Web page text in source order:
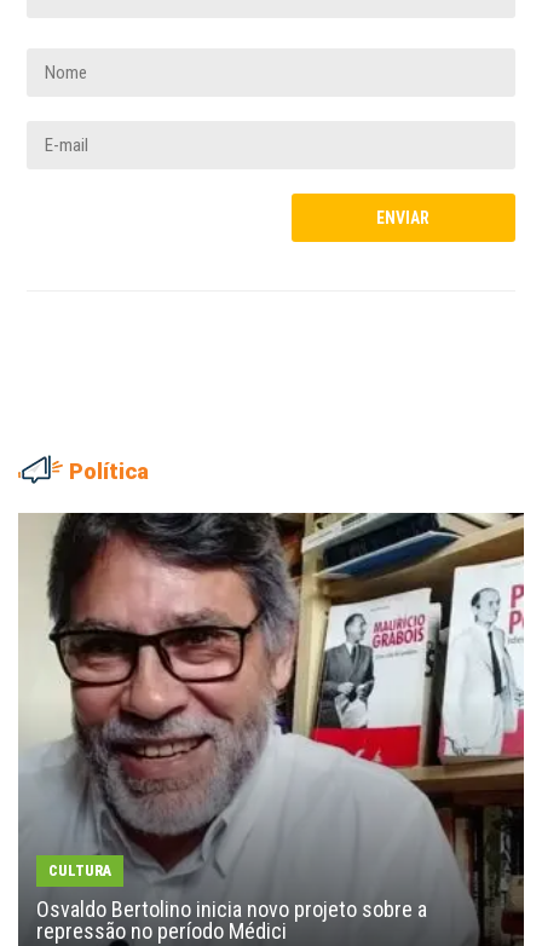
Política
CULTURA
Osvaldo Bertolino inicia novo projeto sobre a
repressão no período Médici